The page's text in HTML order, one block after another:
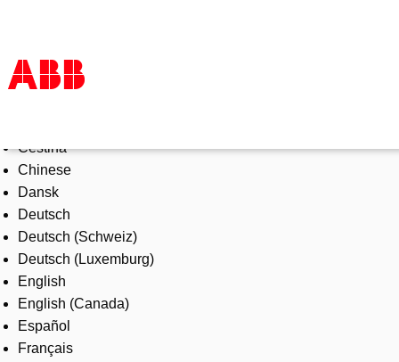
Products & Solutions
Industries
Services
About us
Where to buy
Contact us
Careers
Čeština
Chinese
Dansk
Deutsch
Deutsch (Schweiz)
Deutsch (Luxemburg)
English
English (Canada)
Español
Français